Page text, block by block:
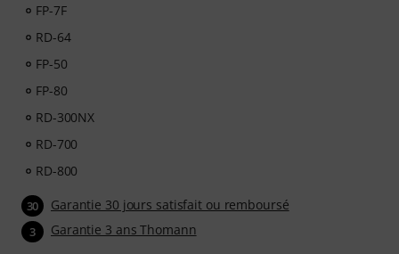
FP-7F
RD-64
FP-50
FP-80
RD-300NX
RD-700
RD-800
30 Garantie 30 jours satisfait ou remboursé
3 Garantie 3 ans Thomann